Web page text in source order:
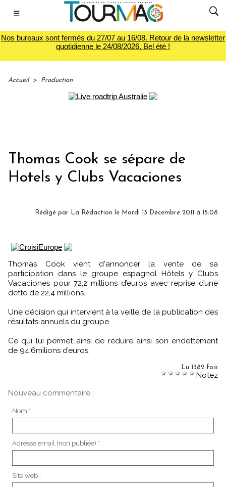
☰
Nos bureaux sont fermés du 27/07 au 16/08. Retour de la newsletter
quotidienne le 24/08/2026. Bel été !
Accueil > Production
Thomas Cook se sépare de
Hotels y Clubs Vacaciones
Rédigé par La Rédaction le Mardi 13 Décembre 2011 à 15:08
Thomas Cook vient d'annoncer la vente de sa
participation dans le groupe espagnol Hôtels y Clubs
Vacaciones pour 72,2 millions d’euros avec reprise d’une
dette de 22,4 millions.
Une décision qui intervient à la veille de la publication des
résultats annuels du groupe.
Ce qui lui permet ainsi de réduire ainsi son endettement
de 94,6milions d’euros.
Lu 1382 fois
Notez
Nouveau commentaire :
Nom * :
Adresse email (non publiée) * :
Site web :